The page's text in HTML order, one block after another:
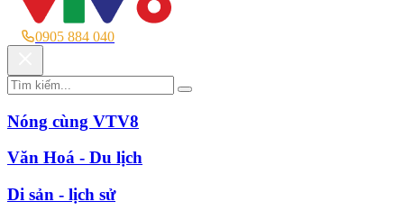
0905 884 040
Nóng cùng VTV8
Văn Hoá - Du lịch
Di sản - lịch sử